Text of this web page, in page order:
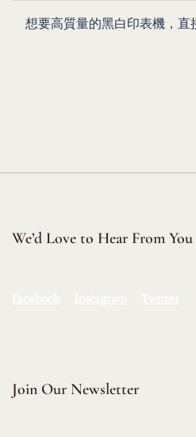
想要高質量的黑白印表機，直
We’d Love to Hear From You
Join Our Newsletter